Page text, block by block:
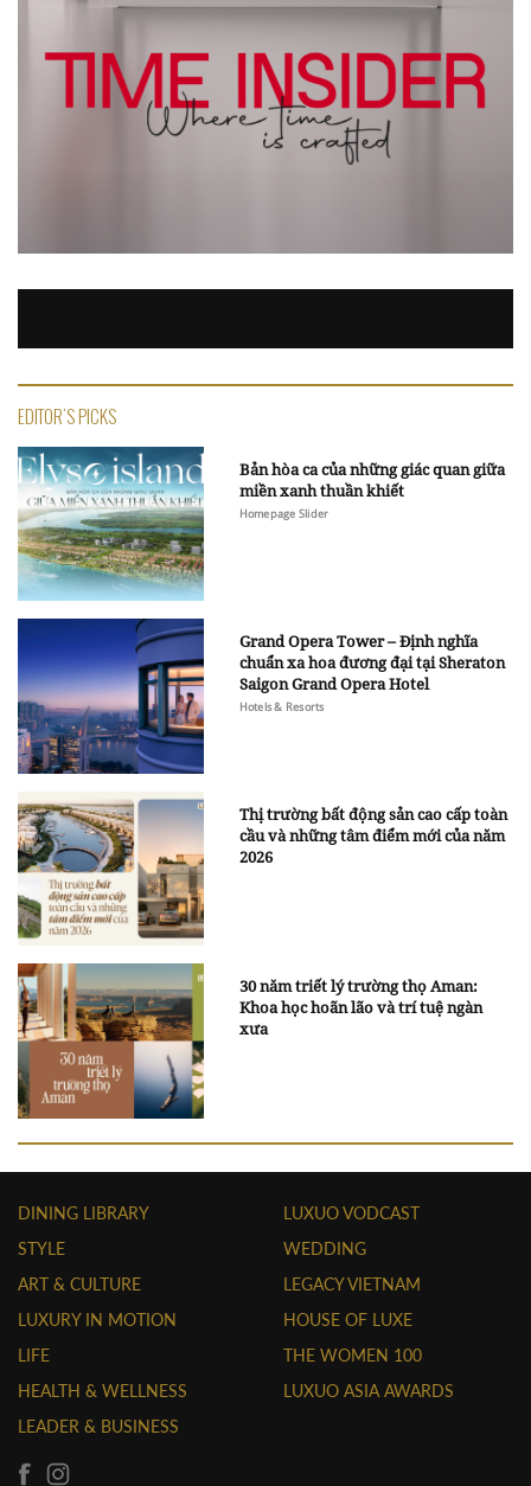
EDITOR'S PICKS
Bản hòa ca của những giác quan giữa
miền xanh thuần khiết
Homepage Slider
Grand Opera Tower – Định nghĩa
chuẩn xa hoa đương đại tại Sheraton
Saigon Grand Opera Hotel
Hotels & Resorts
Thị trường bất động sản cao cấp toàn
cầu và những tâm điểm mới của năm
2026
30 năm triết lý trường thọ Aman:
Khoa học hoãn lão và trí tuệ ngàn
xưa
DINING LIBRARY
STYLE
ART & CULTURE
LUXURY IN MOTION
LIFE
HEALTH & WELLNESS
LEADER & BUSINESS
LUXUO VODCAST
WEDDING
LEGACY VIETNAM
HOUSE OF LUXE
THE WOMEN 100
LUXUO ASIA AWARDS